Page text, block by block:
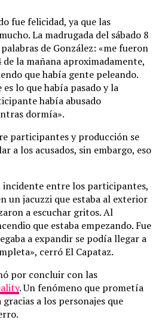
fue felicidad, ya que las
La madrugada del sábado 8
de González: «me fueron
de la mañana aproximadamente,
que había gente peleando.
lo que había pasado y la
había abusado
dormía».
participantes y producción se
a los acusados, sin embargo, eso
incidente entre los participantes,
un jacuzzi que estaba al exterior
a escuchar gritos. Al
que estaba empezando. Fue
a expandir se podía llegar a
cerró El Capataz.
por concluir con las
. Un fenómeno que prometía
a los personajes que